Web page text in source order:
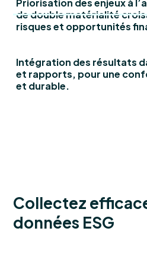
Priorisation des enjeux à
de double matérialité
risques et opportunités
Intégration des résultats
et rapports, pour une
et durable.
Collectez
données ESG